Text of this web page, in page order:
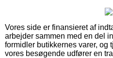
Vores side er finansieret af
arbejder sammen med en del
formidler butikkernes varer, og
vores besøgende udfører en